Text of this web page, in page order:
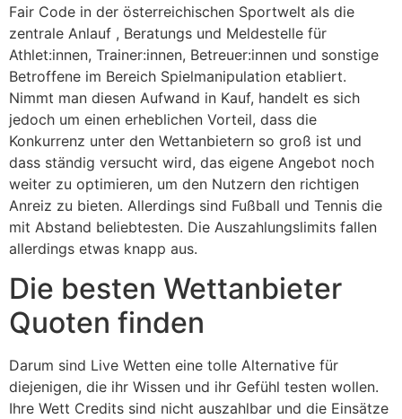
Fair Code in der österreichischen Sportwelt als die
zentrale Anlauf , Beratungs und Meldestelle für
Athlet:innen, Trainer:innen, Betreuer:innen und sonstige
Betroffene im Bereich Spielmanipulation etabliert.
Nimmt man diesen Aufwand in Kauf, handelt es sich
jedoch um einen erheblichen Vorteil, dass die
Konkurrenz unter den Wettanbietern so groß ist und
dass ständig versucht wird, das eigene Angebot noch
weiter zu optimieren, um den Nutzern den richtigen
Anreiz zu bieten. Allerdings sind Fußball und Tennis die
mit Abstand beliebtesten. Die Auszahlungslimits fallen
allerdings etwas knapp aus.
Die besten Wettanbieter
Quoten finden
Darum sind Live Wetten eine tolle Alternative für
diejenigen, die ihr Wissen und ihr Gefühl testen wollen.
Ihre Wett Credits sind nicht auszahlbar und die Einsätze